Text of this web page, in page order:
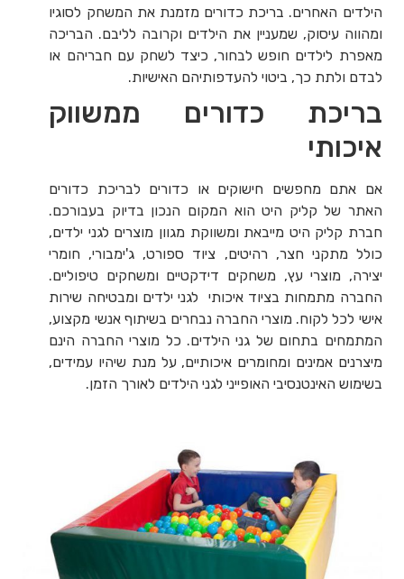
הילדים האחרים. בריכת כדורים מזמנת את המשחק לסוגיו
ומהווה עיסוק, שמעניין את הילדים וקרובה לליבם. הבריכה
מאפרת לילדים חופש לבחור, כיצד לשחק עם חבריהם או
לבדם ולתת כך, ביטוי להעדפותיהם האישיות.
בריכת כדורים ממשווק
איכותי
אם אתם מחפשים חישוקים או כדורים לבריכת כדורים
האתר של קליק היט הוא המקום הנכון בדיוק בעבורכם.
חברת קליק היט מייבאת ומשווקת מגוון מוצרים לגני ילדים,
כולל מתקני חצר, רהיטים, ציוד ספורט, ג'ימבורי, חומרי
יצירה, מוצרי עץ, משחקים דידקטיים ומשחקים טיפוליים.
החברה מתמחות בציוד איכותי לגני ילדים ומבטיחה שירות
אישי לכל לקוח. מוצרי החברה נבחרים בשיתוף אנשי מקצוע,
המתמחים בתחום של גני הילדים. כל מוצרי החברה הינם
מיצרנים אמינים ומחומרים איכותיים, על מנת שיהיו עמידים,
בשימוש האינטנסיבי האופייני לגני הילדים לאורך הזמן.